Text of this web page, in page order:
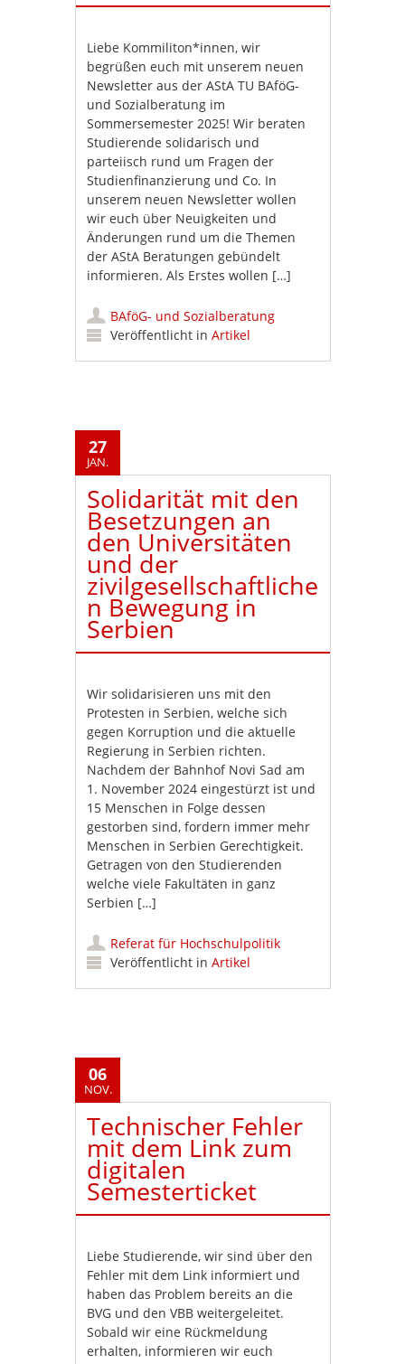
Liebe Kommiliton*innen, wir
begrüßen euch mit unserem neuen
Newsletter aus der AStA TU BAföG-
und Sozialberatung im
Sommersemester 2025! Wir beraten
Studierende solidarisch und
parteiisch rund um Fragen der
Studienfinanzierung und Co. In
unserem neuen Newsletter wollen
wir euch über Neuigkeiten und
Änderungen rund um die Themen
der AStA Beratungen gebündelt
informieren. Als Erstes wollen […]
BAföG- und Sozialberatung
Veröffentlicht inArtikel
27
JAN.
Solidarität mit den
Besetzungen an
den Universitäten
und der
zivilgesellschaftliche
n Bewegung in
Serbien
Wir solidarisieren uns mit den
Protesten in Serbien, welche sich
gegen Korruption und die aktuelle
Regierung in Serbien richten.
Nachdem der Bahnhof Novi Sad am
1. November 2024 eingestürzt ist und
15 Menschen in Folge dessen
gestorben sind, fordern immer mehr
Menschen in Serbien Gerechtigkeit.
Getragen von den Studierenden
welche viele Fakultäten in ganz
Serbien […]
Referat für Hochschulpolitik
Veröffentlicht inArtikel
06
NOV.
Technischer Fehler
mit dem Link zum
digitalen
Semesterticket
Liebe Studierende, wir sind über den
Fehler mit dem Link informiert und
haben das Problem bereits an die
BVG und den VBB weitergeleitet.
Sobald wir eine Rückmeldung
erhalten, informieren wir euch